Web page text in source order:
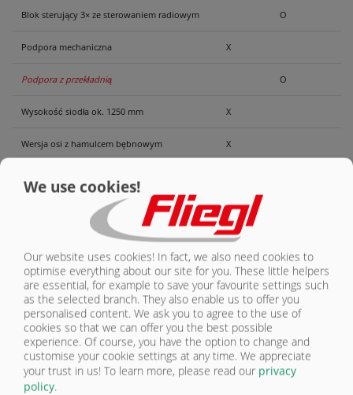
Blok sterujący 3× ze sterowaniem radiowym O
Podpora mechaniczna X
Podpora z przekładnią O
Wysokość siodła ok. 1250 mm X
Wersja osi z hamulcem bębnowym X
2 osie hamowane, tylna oś kierowana,
automatycznie blokowane
Dwuobwodowy układ pneumatyczny z
automatycznym, uzależnionym od
obciążenia regulatorem siły hamowania
X
Wersja 100 km/h z elektronicznym układem
hamulcowym (EBS), modułem Haldex i
dokumentami COC
X
Zawieszenie pneumatyczne X
We use cookies!
Our website uses cookies! In fact, we also need cookies to
optimise everything about our site for you. These little helpers
are essential, for example to save your favourite settings such
as the selected branch. They also enable us to offer you
personalised content. We ask you to agree to the use of
cookies so that we can offer you the best possible
experience. Of course, you have the option to change and
customise your cookie settings at any time. We appreciate
your trust in us! To learn more, please read our privacy
policy.